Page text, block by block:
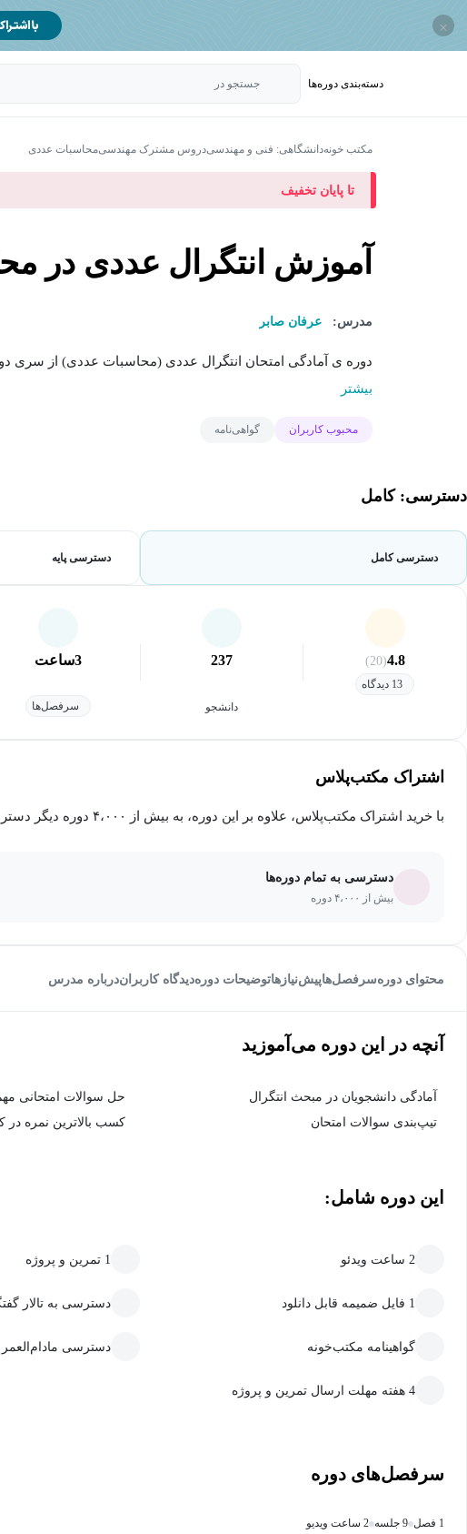
×
دسته‌بندی‌ دوره‌ها جستجو در
مکتب خونهدانشگاهی: فنی و مهندسیدروس مشترک مهندسیمحاسبات عددی
تا پایان تخفیف
آموزش انتگرال عددی در
مدرس: عرفان صابر
دوره ی آمادگی امتحان انتگرال عددی (محاسبات عددی) از سری
بیشتر
محبوب کاربران گواهی‌نامه
دسترسی: کامل
دسترسی کامل دسترسی پایه
4.8
(20)
13 دیدگاه
237
دانشجو
3ساعت
سرفصل‌ها
اشتراک مکتب‌پلاس
با خرید اشتراک مکتب‌پلاس، علاوه بر این دوره، به بیش از ۴،۰۰۰ دوره دیگر دسترسی خواهید داشت.
دسترسی به تمام دوره‌ها
بیش از ۴،۰۰۰ دوره
محتوای دورهسرفصل‌هاپیش‌نیاز‌هاتوضیحات دورهدیدگاه کاربراندرباره مدرس
آنچه در این دوره می‌آموزید
آمادگی دانشجویان در مبحث انتگرال
حل سوالات امتحانی
تیپ‌بندی سوالات امتحان
کسب بالاترین نمره در
این دوره شامل:
2 ساعت ویدئو 1 تمرین و پروژه
1 فایل ضمیمه قابل دانلود دسترسی به تالار
گواهینامه مکتب‌خونه دسترسی مادام‌العمر
4 هفته مهلت ارسال تمرین و پروژه
سرفصل‌های دوره
1 فصل 9 جلسه 2 ساعت ویدیو